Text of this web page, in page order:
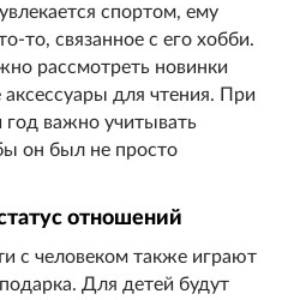
спортом, ему
то, связанное с его хобби.
рассмотреть новинки
для чтения. При
важно учитывать
он был не просто
отношений
с человеком также играют
Для детей будут